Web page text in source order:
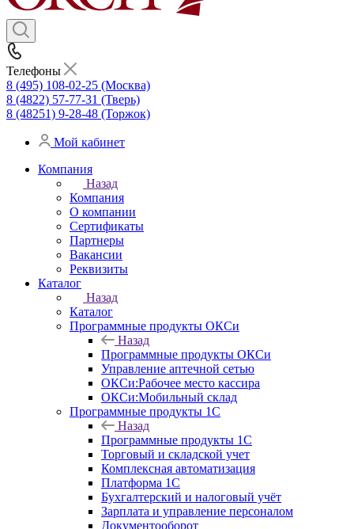
Телефоны
8 (495) 108-02-25 (Москва)
8 (4822) 57-77-31 (Тверь)
8 (48251) 9-28-48 (Торжок)
Мой кабинет
Компания
Назад
Компания
О компании
Сертификаты
Партнеры
Вакансии
Реквизиты
Каталог
Назад
Каталог
Программные продукты ОКСи
Назад
Программные продукты ОКСи
Управление аптечной сетью
ОКСи:Рабочее место кассира
ОКСи:Мобильный склад
Программные продукты 1С
Назад
Программные продукты 1С
Торговый и складской учет
Комплексная автоматизация
Платформа 1С
Бухгалтерский и налоговый учёт
Зарплата и управление персоналом
Документооборот